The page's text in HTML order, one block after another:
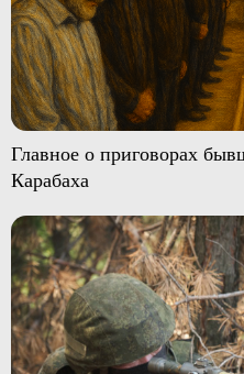
Главное о приговорах
Карабаха